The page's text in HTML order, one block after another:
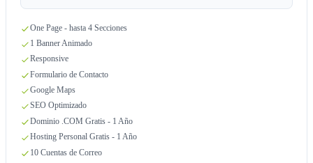
One Page - hasta 4 Secciones
1 Banner Animado
Responsive
Formulario de Contacto
Google Maps
SEO Optimizado
Dominio .COM Gratis - 1 Año
Hosting Personal Gratis - 1 Año
10 Cuentas de Correo